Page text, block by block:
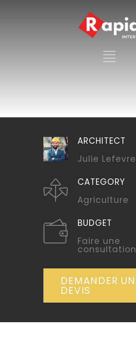
ARCHITECT
Julie Lefevre
CATEGORY
Agriculture
BUDGET
Faire une
consultation
DEMANDER UN
DEVIS